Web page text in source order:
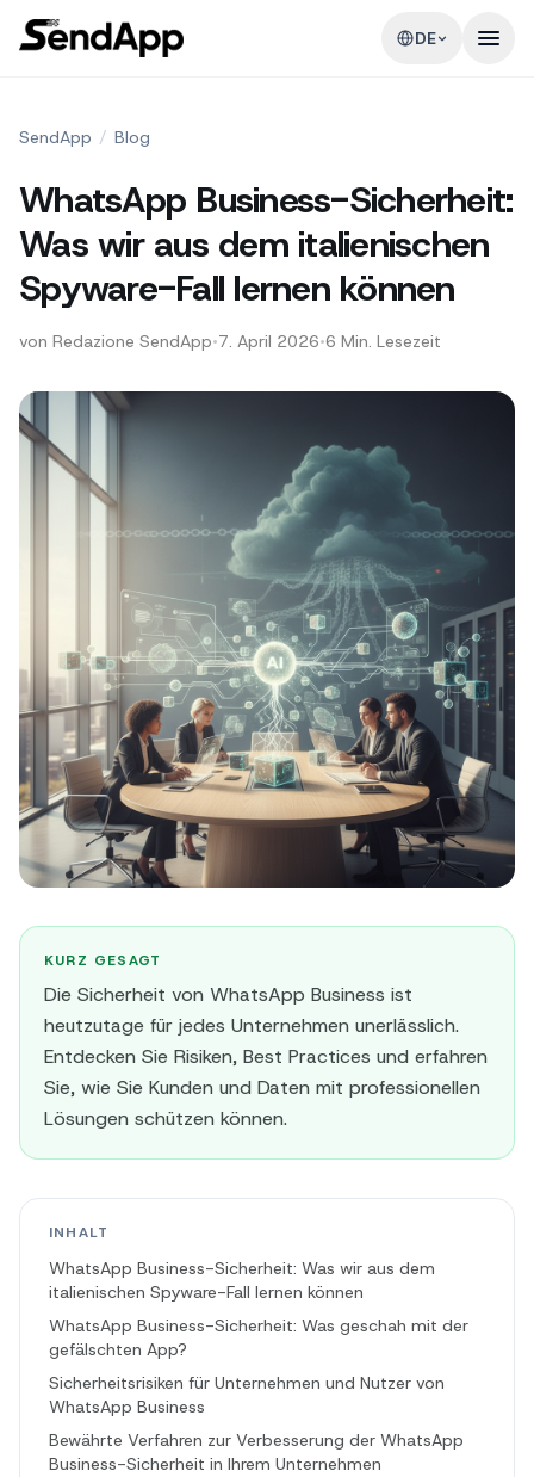
DE
SendApp / Blog
WhatsApp Business-Sicherheit:
Was wir aus dem italienischen
Spyware-Fall lernen können
von Redazione SendApp•7. April 2026•6 Min. Lesezeit
KURZ GESAGT
Die Sicherheit von WhatsApp Business ist
heutzutage für jedes Unternehmen unerlässlich.
Entdecken Sie Risiken, Best Practices und erfahren
Sie, wie Sie Kunden und Daten mit professionellen
Lösungen schützen können.
INHALT
WhatsApp Business-Sicherheit: Was wir aus dem
italienischen Spyware-Fall lernen können
WhatsApp Business-Sicherheit: Was geschah mit der
gefälschten App?
Sicherheitsrisiken für Unternehmen und Nutzer von
WhatsApp Business
Bewährte Verfahren zur Verbesserung der WhatsApp
Business-Sicherheit in Ihrem Unternehmen